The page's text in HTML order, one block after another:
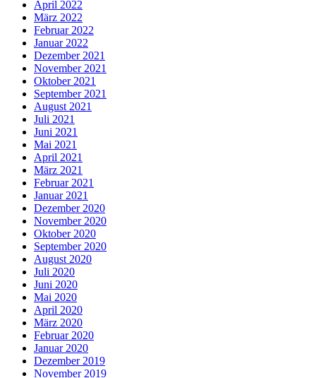
April 2022
März 2022
Februar 2022
Januar 2022
Dezember 2021
November 2021
Oktober 2021
September 2021
August 2021
Juli 2021
Juni 2021
Mai 2021
April 2021
März 2021
Februar 2021
Januar 2021
Dezember 2020
November 2020
Oktober 2020
September 2020
August 2020
Juli 2020
Juni 2020
Mai 2020
April 2020
März 2020
Februar 2020
Januar 2020
Dezember 2019
November 2019